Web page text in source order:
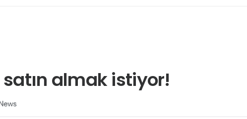
satın almak istiyor!